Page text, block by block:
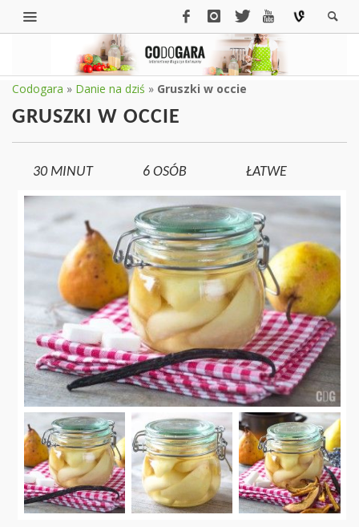
Codogara » Danie na dziś » Gruszki w occie
GRUSZKI W OCCIE
30 MINUT 6 OSÓB ŁATWE